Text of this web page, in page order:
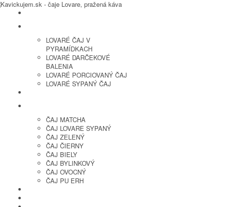
LOVARÉ ČAJ V
PYRAMÍDKACH
LOVARÉ DARČEKOVÉ
BALENIA
LOVARÉ PORCIOVANÝ ČAJ
LOVARÉ SYPANÝ ČAJ
ČAJ MATCHA
ČAJ LOVARE SYPANÝ
ČAJ ZELENÝ
ČAJ ČIERNY
ČAJ BIELY
ČAJ BYLINKOVÝ
ČAJ OVOCNÝ
ČAJ PU ERH